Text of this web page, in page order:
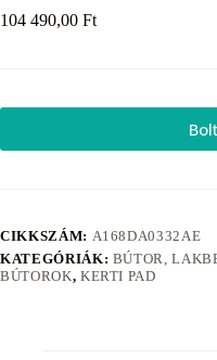
104 490,00 Ft
CIKKSZÁM: A168DA0332AE
KATEGÓRIÁK: BÚTOR,
BÚTOROK, KERTI PAD